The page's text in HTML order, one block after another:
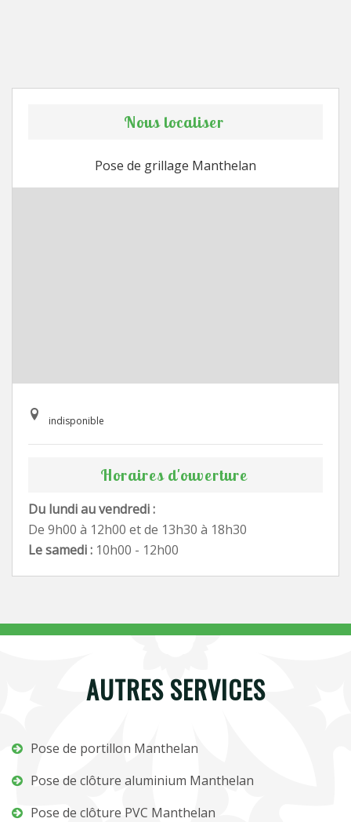
Nous localiser
Pose de grillage Manthelan
indisponible
Horaires d'ouverture
Du lundi au vendredi :
De 9h00 à 12h00 et de 13h30 à 18h30
Le samedi : 10h00 - 12h00
AUTRES SERVICES
Pose de portillon Manthelan
Pose de clôture aluminium Manthelan
Pose de clôture PVC Manthelan